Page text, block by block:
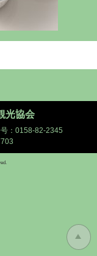
光協会
：0158-82-2345